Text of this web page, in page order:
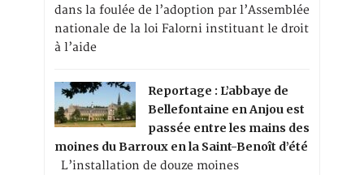
dans la foulée de l’adoption par l’Assemblée
nationale de la loi Falorni instituant le droit
à l’aide
Reportage : L’abbaye de
Bellefontaine en Anjou est
passée entre les mains des
moines du Barroux en la Saint-Benoît d’été
L’installation de douze moines